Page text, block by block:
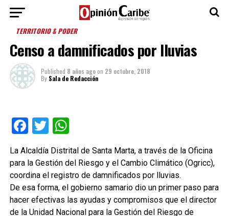
TERRITORIO & PODER
Censo a damnificados por lluvias
Published 8 años agoon 29 octubre, 2018
By Sala de Redacción
Facebook
TwitterWhatsApp
La Alcaldía Distrital de Santa Marta, a través de la Oficina
para la Gestión del Riesgo y el Cambio Climático (Ogricc),
coordina el registro de damnificados por lluvias.
De esa forma, el gobierno samario dio un primer paso para
hacer efectivas las ayudas y compromisos que el director
de la Unidad Nacional para la Gestión del Riesgo de